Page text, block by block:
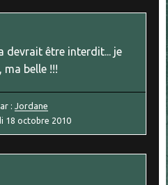
devrait être interdit... je
belle !!!
:Jordane
18 octobre 2010